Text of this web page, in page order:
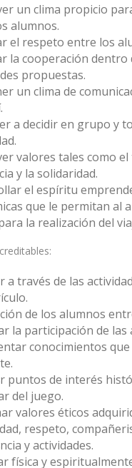
un clima propicio
alumnos.
el respeto entre los
la cooperación
propuestas.
un clima de
a decidir en grupo y
valores tales como
y la solidaridad.
el espíritu
que le permitan al
la realización del
a través de las
de los alumnos
la participación de las
conocimientos
puntos de interés
del juego.
valores éticos
respeto,
y actividades.
física y